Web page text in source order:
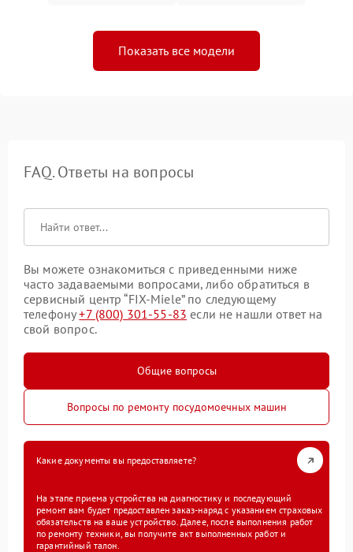
Показать все модели
FAQ. Ответы на вопросы
Вы можете ознакомиться с приведенными ниже
часто задаваемыми вопросами, либо обратиться в
сервисный центр “FIX-Miele” по следующему
телефону+7 (800) 301-55-83 если не нашли ответ на
свой вопрос.
Общие вопросы
Вопросы по ремонту посудомоечных машин
Какие документы вы предоставляете?
На этапе приема устройства на диагностику и последующий
ремонт вам будет предоставлен заказ-наряд с указанием страховых
обязательств на ваше устройство. Далее, после выполнения работ
по ремонту техники, вы получите акт выполненных работ и
гарантийный талон.